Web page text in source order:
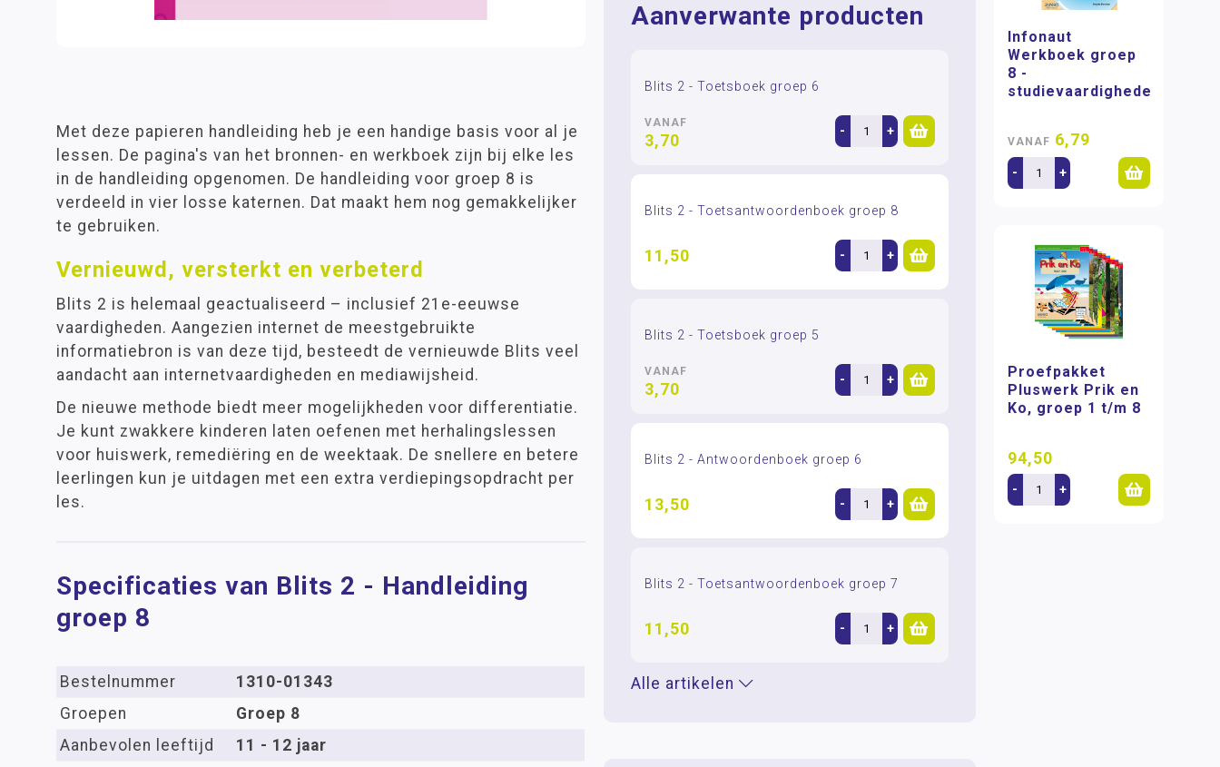
Aanverwante producten
Blits 2 - Toetsboek groep 6
VANAF
3,70 - +
Blits 2 - Toetsantwoordenboek groep 8
11,50 - +
Blits 2 - Toetsboek groep 5
VANAF
3,70 - +
Blits 2 - Antwoordenboek groep 6
13,50 - +
Blits 2 - Toetsantwoordenboek groep 7
11,50 - +
Alle artikelen
Met deze papieren handleiding heb je een handige basis voor al je
lessen. De pagina's van het bronnen- en werkboek zijn bij elke les
in de handleiding opgenomen. De handleiding voor groep 8 is
verdeeld in vier losse katernen. Dat maakt hem nog gemakkelijker
te gebruiken.
Vernieuwd, versterkt en verbeterd
Blits 2 is helemaal geactualiseerd – inclusief 21e-eeuwse
vaardigheden. Aangezien internet de meestgebruikte
informatiebron is van deze tijd, besteedt de vernieuwde Blits veel
aandacht aan internetvaardigheden en mediawijsheid.
De nieuwe methode biedt meer mogelijkheden voor differentiatie.
Je kunt zwakkere kinderen laten oefenen met herhalingslessen
voor huiswerk, remediëring en de weektaak. De snellere en betere
leerlingen kun je uitdagen met een extra verdiepingsopdracht per
les.
Specificaties van Blits 2 - Handleiding
groep 8
Bestelnummer
1310-01343
Groepen
Groep 8
Aanbevolen leeftijd
11 - 12 jaar
Infonaut
Werkboek groep
8 -
studievaardigheden
VANAF 6,79
- +
Proefpakket
Pluswerk Prik en
Ko, groep 1 t/m 8
94,50
- +